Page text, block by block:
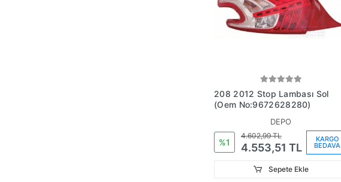
208 2012 Stop Lambası Sol
(Oem No:9672628280)
DEPO
%1
4.602,99 TL
4.553,51 TL
KARGO
BEDAVA
Sepete Ekle